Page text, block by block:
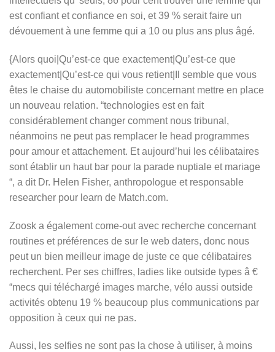
est confiant et confiance en soi, et 39 % serait faire un
dévouement à une femme qui a 10 ou plus ans plus âgé.
{Alors quoi|Qu’est-ce que exactement|Qu’est-ce que
exactement|Qu’est-ce qui vous retient|Il semble que vous
êtes le chaise du automobiliste concernant mettre en place
un nouveau relation. “technologies est en fait
considérablement changer comment nous tribunal,
néanmoins ne peut pas remplacer le head programmes
pour amour et attachement. Et aujourd’hui les célibataires
sont établir un haut bar pour la parade nuptiale et mariage
“, a dit Dr. Helen Fisher, anthropologue et responsable
researcher pour learn de Match.com.
Zoosk a également come-out avec recherche concernant
routines et préférences de sur le web daters, donc nous
peut un bien meilleur image de juste ce que célibataires
recherchent. Per ses chiffres, ladies like outside types â €
“mecs qui téléchargé images marche, vélo aussi outside
activités obtenu 19 % beaucoup plus communications par
opposition à ceux qui ne pas.
Aussi, les selfies ne sont pas la chose à utiliser, à moins